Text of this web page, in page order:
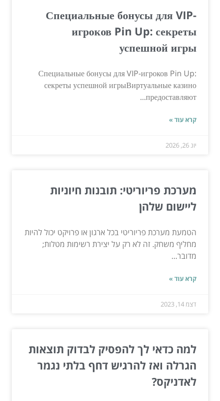
Специальные бонусы для VIP-
игроков Pin Up: секреты
успешной игры
Специальные бонусы для VIP-игроков Pin Up:
секреты успешной игрыВиртуальные казино
предоставляют...
קרא עוד »
יונ 26, 2026
מערכת פריוריטי: תובנות חיוניות
ליישום שלהן
הטמעת מערכת פריוריטי בכל ארגון או פרויקט יכול להיות
מחליף משחק. זה לא רק על יצירת רשימות מטלות;
מדובר...
קרא עוד »
דצמ 14, 2023
למה כדאי לך להפסיק לבדוק תוצאות
הגרלה ואז להרגיש דחף בלתי נגמר
לאדניקס?